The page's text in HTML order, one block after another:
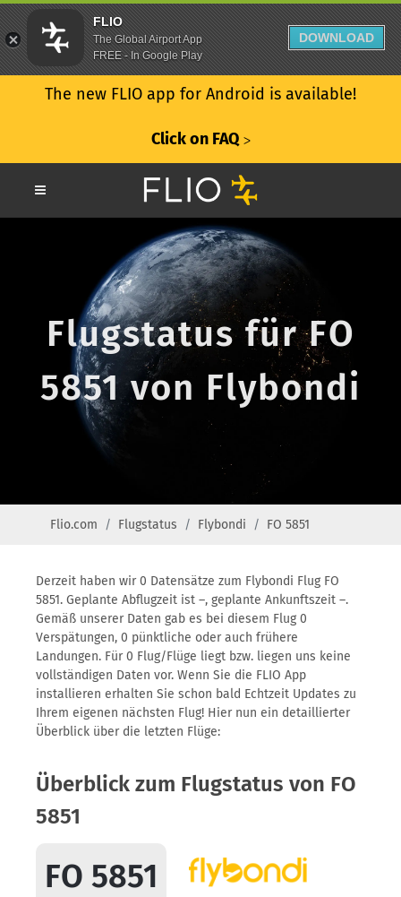
The new FLIO app for Android is available!
Click on FAQ ᐳ
Flugstatus für FO
5851 von Flybondi
Flio.com Flugstatus Flybondi FO 5851
Derzeit haben wir 0 Datensätze zum Flybondi Flug FO
5851. Geplante Abflugzeit ist –, geplante Ankunftszeit –.
Gemäß unserer Daten gab es bei diesem Flug 0
Verspätungen, 0 pünktliche oder auch frühere
Landungen. Für 0 Flug/Flüge liegt bzw. liegen uns keine
vollständigen Daten vor. Wenn Sie die FLIO App
installieren erhalten Sie schon bald Echtzeit Updates zu
Ihrem eigenen nächsten Flug! Hier nun ein detaillierter
Überblick über die letzten Flüge:
Überblick zum Flugstatus von FO
5851
FO 5851
FLIO
The Global Airport App
FREE - In Google Play
DOWNLOAD